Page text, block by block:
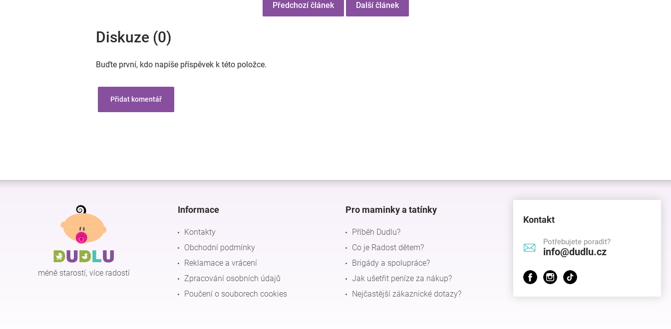
Předchozí článek Další článek
Diskuze (0)
Buďte první, kdo napíše příspěvek k této položce.
Přidat komentář
Z
méně starostí, více radostí
Informace
Kontakty
Obchodní podmínky
Reklamace a vrácení
Zpracování osobních údajů
Poučení o souborech cookies
Pro maminky a tatínky
Příběh Dudlu?
Co je Radost dětem?
Brigády a spolupráce?
Jak ušetřit peníze za nákup?
Nejčastější zákaznické dotazy?
Kontakt
Potřebujete poradit?
info@dudlu.cz